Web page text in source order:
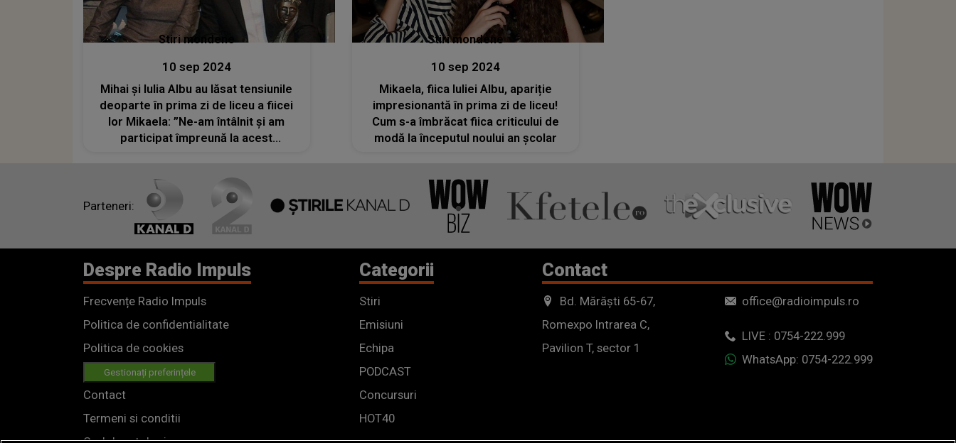
Stiri mondene
10 sep 2024
Mihai și Iulia Albu au lăsat tensiunile
deoparte în prima zi de liceu a fiicei
lor Mikaela: ”Ne-am întâlnit și am
participat împreună la acest
Stiri mondene
10 sep 2024
Mikaela, fiica Iuliei Albu, apariție
impresionantă în prima zi de liceu!
Cum s-a îmbrăcat fiica criticului de
modă la începutul noului an școlar
Parteneri:
Despre Radio Impuls
Frecvențe Radio Impuls
Politica de confidentialitate
Politica de cookies
Gestionați preferințele
Contact
Termeni si conditii
Categorii
Stiri
Emisiuni
Echipa
PODCAST
Concursuri
HOT40
Contact
Bd. Mărăști 65-67,
Romexpo Intrarea C,
Pavilion T, sector 1
office@radioimpuls.ro
LIVE : 0754-222.999
WhatsApp: 0754-222.999